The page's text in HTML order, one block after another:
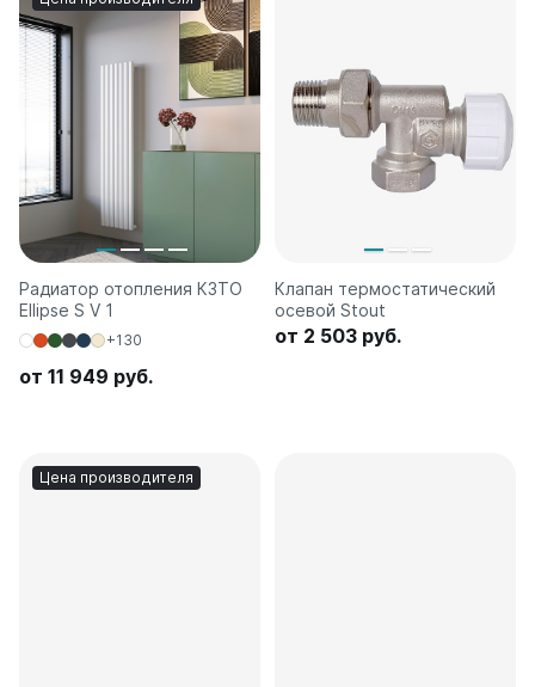
Радиатор отопления КЗТО
Ellipse S V 1
+130
от 11 949 руб.
Клапан термостатический
осевой Stout
от 2 503 руб.
Цена производителя